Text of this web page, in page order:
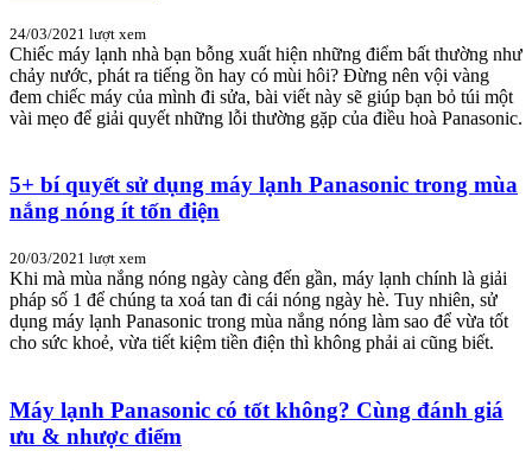
24/03/2021 lượt xem
Chiếc máy lạnh nhà bạn bỗng xuất hiện những điểm bất thường như
chảy nước, phát ra tiếng ồn hay có mùi hôi? Đừng nên vội vàng
đem chiếc máy của mình đi sửa, bài viết này sẽ giúp bạn bỏ túi một
vài mẹo để giải quyết những lỗi thường gặp của điều hoà Panasonic.
5+ bí quyết sử dụng máy lạnh Panasonic trong mùa
nắng nóng ít tốn điện
20/03/2021 lượt xem
Khi mà mùa nắng nóng ngày càng đến gần, máy lạnh chính là giải
pháp số 1 để chúng ta xoá tan đi cái nóng ngày hè. Tuy nhiên, sử
dụng máy lạnh Panasonic trong mùa nắng nóng làm sao để vừa tốt
cho sức khoẻ, vừa tiết kiệm tiền điện thì không phải ai cũng biết.
Máy lạnh Panasonic có tốt không? Cùng đánh giá
ưu & nhược điểm